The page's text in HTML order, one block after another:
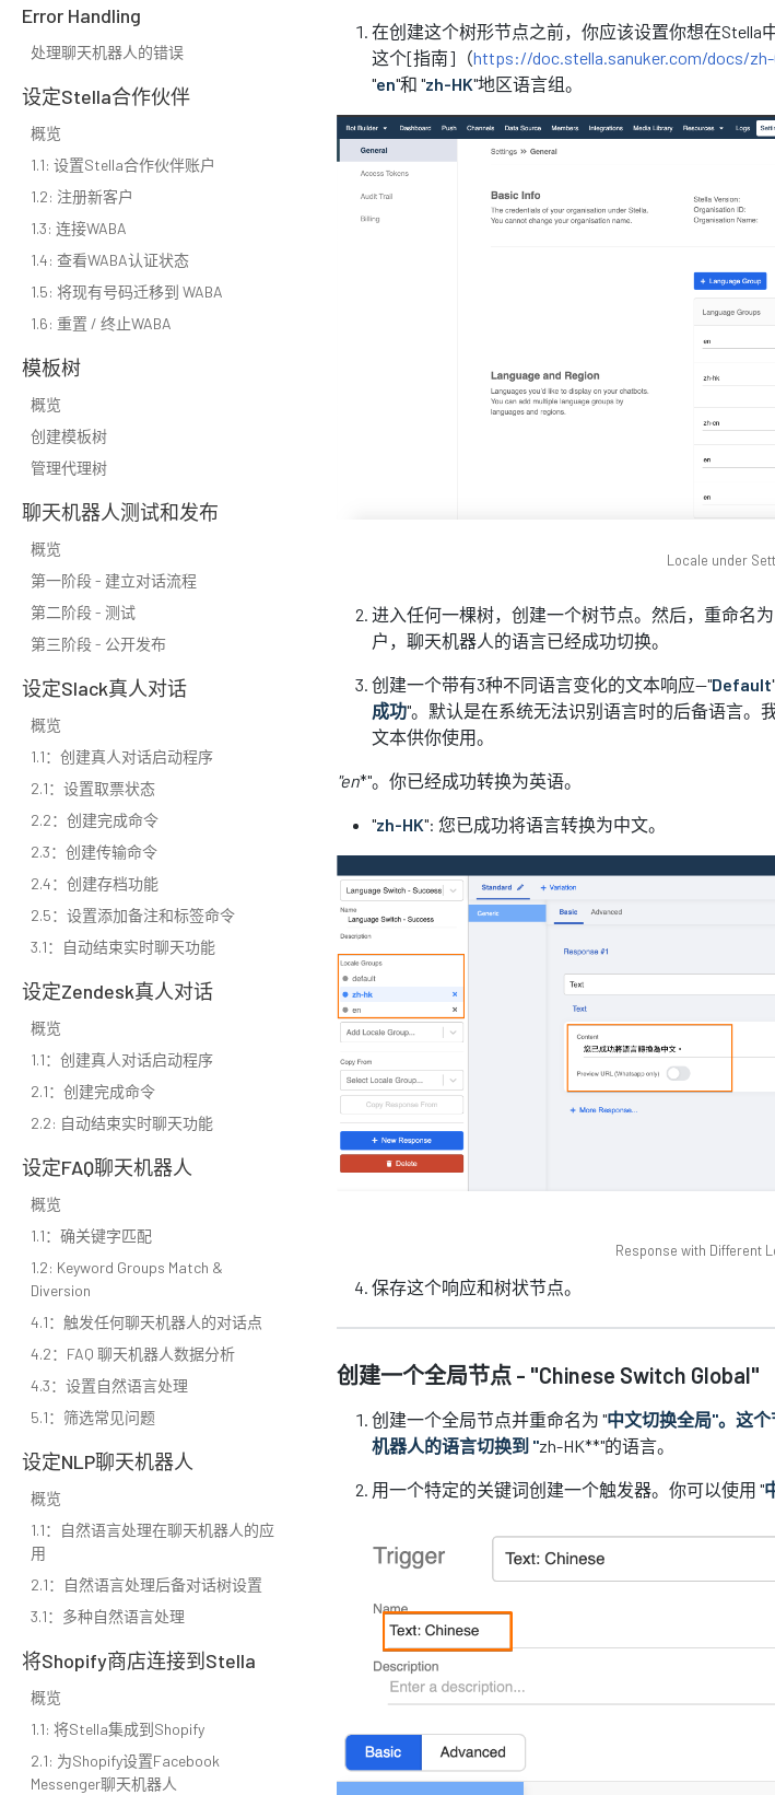
Error Handling
处理聊天机器人的错误
设定Stella合作伙伴
概览
1.1: 设置Stella合作伙伴账户
1.2: 注册新客户
1.3: 连接WABA
1.4: 查看WABA认证状态
1.5: 将现有号码迁移到 WABA
1.6: 重置 / 终止WABA
模板树
概览
创建模板树
管理代理树
聊天机器人测试和发布
概览
第一阶段 - 建立对话流程
第二阶段 - 测试
第三阶段 - 公开发布
设定Slack真人对话
概览
1.1：创建真人对话启动程序
2.1：设置取票状态
2.2：创建完成命令
2.3：创建传输命令
2.4：创建存档功能
2.5：设置添加备注和标签命令
3.1：自动结束实时聊天功能
设定Zendesk真人对话
概览
1.1：创建真人对话启动程序
2.1：创建完成命令
2.2: 自动结束实时聊天功能
设定FAQ聊天机器人
概览
1.1：确关键字匹配
1.2: Keyword Groups Match &
Diversion
4.1：触发任何聊天机器人的对话点
4.2：FAQ 聊天机器人数据分析
4.3：设置自然语言处理
5.1：筛选常见问题
设定NLP聊天机器人
概览
1.1：自然语言处理在聊天机器人的应
用
2.1：自然语言处理后备对话树设置
3.1：多种自然语言处理
将Shopify商店连接到Stella
概览
1.1: 将Stella集成到Shopify
2.1: 为Shopify设置Facebook
Messenger聊天机器人
在创建这个树形节点之前，你应该设置你想在
这个[指南]（https://doc.stella.sanuker.com/docs/
"en"和 "zh-HK"地区语言组。
Locale under
进入任何一棵树，创建一个树节点。然后，重命名为
户，聊天机器人的语言已经成功切换。
创建一个带有3种不同语言变化的文本响应--"Default
成功"。默认是在系统无法识别语言时的后备语言。
文本供你使用。
"en*"。你已经成功转换为英语。
"zh-HK": 您已成功将语言转换为中文。
Response with Different
保存这个响应和树状节点。
创建一个全局节点 - "Chinese Switch Global"
创建一个全局节点并重命名为 "中文切换全局"。这
机器人的语言切换到 "zh-HK**"的语言。
用一个特定的关键词创建一个触发器。你可以使用 "